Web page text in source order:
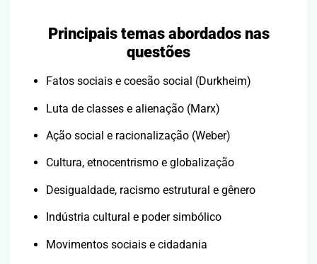
Principais temas abordados nas
questões
Fatos sociais e coesão social (Durkheim)
Luta de classes e alienação (Marx)
Ação social e racionalização (Weber)
Cultura, etnocentrismo e globalização
Desigualdade, racismo estrutural e gênero
Indústria cultural e poder simbólico
Movimentos sociais e cidadania